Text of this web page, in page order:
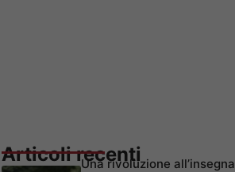
Articoli recentiUna rivoluzione all’insegna